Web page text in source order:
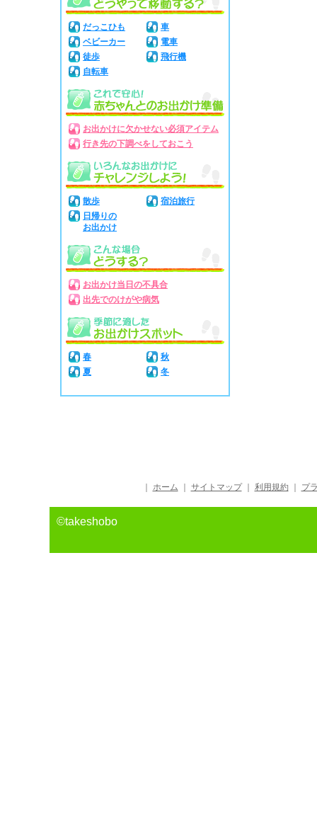
だっこひも
ベビーカー
徒歩
自転車
車
電車
飛行機
お出かけに欠かせない必須アイテム
行き先の下調べをしておこう
散歩
日帰りの
お出かけ
宿泊旅行
お出かけ当日の不具合
出先でのけがや病気
春
夏
秋
冬
ホーム サイトマップ 利用規約 プ
©takeshobo